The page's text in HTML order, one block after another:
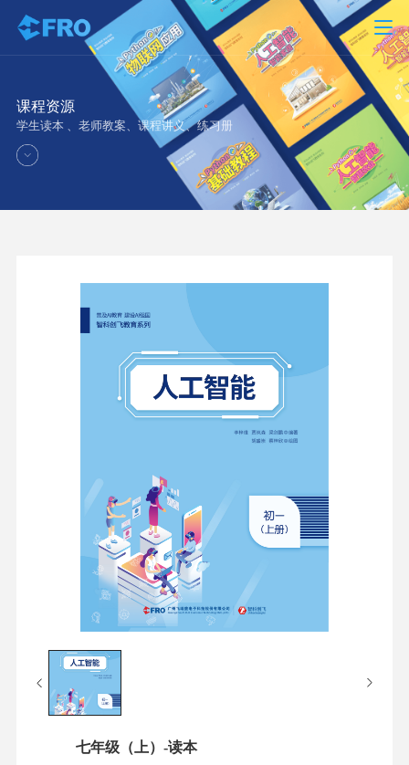
课程资源
学生读本 、老师教案、课程讲义、练习册
七年级（上）-读本